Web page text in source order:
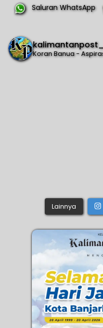
Saluran WhatsApp
Koran Banua -
Lainnya